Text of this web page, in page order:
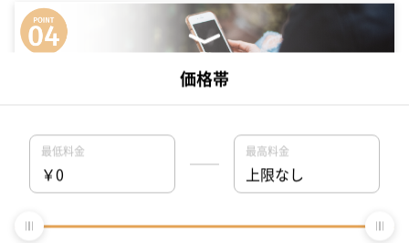
専属ギフトコンシェルジュがお客様を徹底サポート
名入れや豊富なラッピング、そのまま渡せる完璧な装飾を 大切な人に
何を贈れば良いのか中々決まらない… そんな方にはギフトコンシェルジ